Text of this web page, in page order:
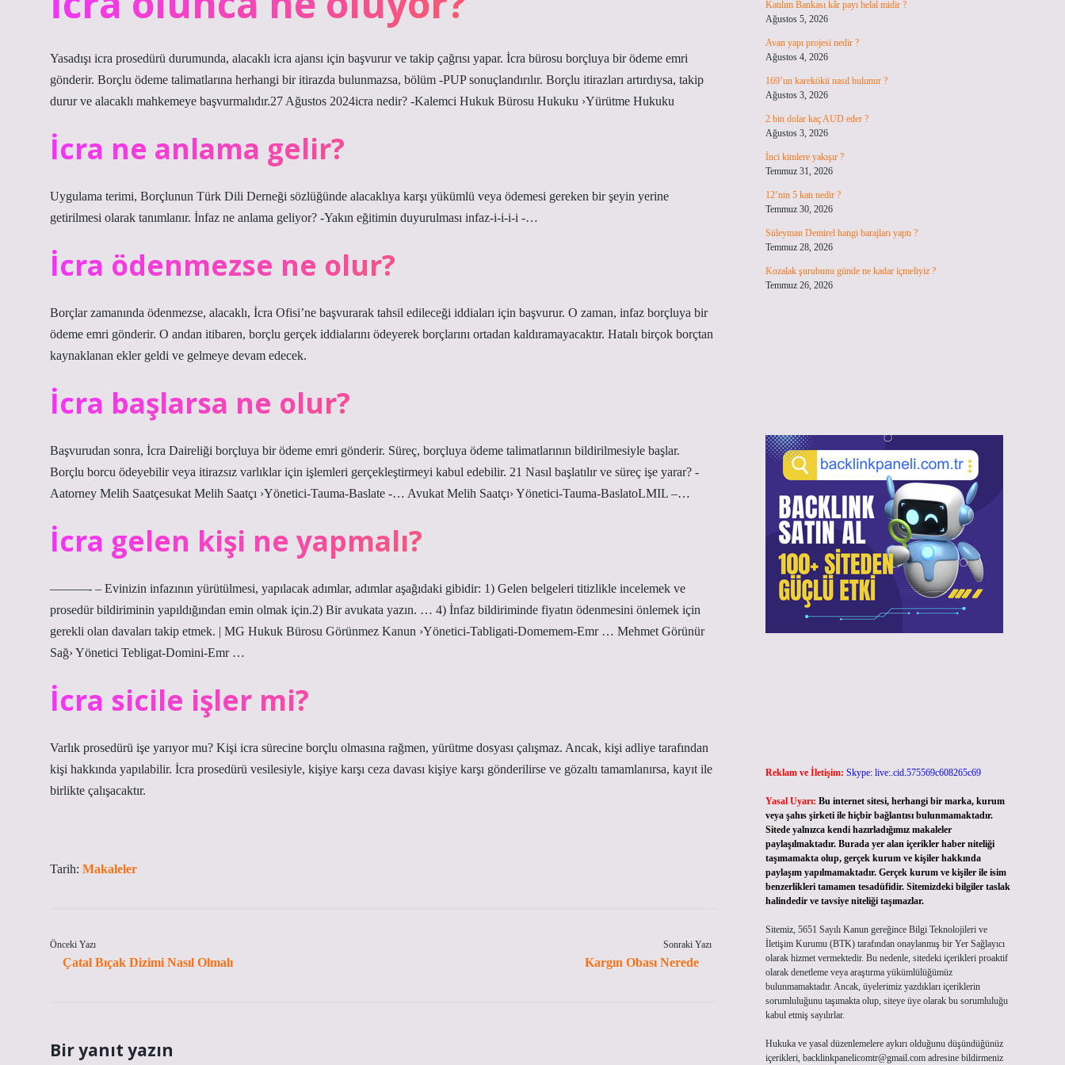
Yasadışı icra prosedürü durumunda, alacaklı icra ajansı için başvurur ve takip çağrısı yapar. İcra bürosu borçluya bir ödeme emri
gönderir. Borçlu ödeme talimatlarına herhangi bir itirazda bulunmazsa, bölüm -PUP sonuçlandırılır. Borçlu itirazları artırdıysa, takip
durur ve alacaklı mahkemeye başvurmalıdır.27 Ağustos 2024icra nedir? -Kalemci Hukuk Bürosu Hukuku ›Yürütme Hukuku
İcra ne anlama gelir?
Uygulama terimi, Borçlunun Türk Dili Derneği sözlüğünde alacaklıya karşı yükümlü veya ödemesi gereken bir şeyin yerine
getirilmesi olarak tanımlanır. İnfaz ne anlama geliyor? -Yakın eğitimin duyurulması infaz-i-i-i-i -…
İcra ödenmezse ne olur?
Borçlar zamanında ödenmezse, alacaklı, İcra Ofisi’ne başvurarak tahsil edileceği iddiaları için başvurur. O zaman, infaz borçluya bir
ödeme emri gönderir. O andan itibaren, borçlu gerçek iddialarını ödeyerek borçlarını ortadan kaldıramayacaktır. Hatalı birçok borçtan
kaynaklanan ekler geldi ve gelmeye devam edecek.
İcra başlarsa ne olur?
Başvurudan sonra, İcra Daireliği borçluya bir ödeme emri gönderir. Süreç, borçluya ödeme talimatlarının bildirilmesiyle başlar.
Borçlu borcu ödeyebilir veya itirazsız varlıklar için işlemleri gerçekleştirmeyi kabul edebilir. 21 Nasıl başlatılır ve süreç işe yarar? -
Aatorney Melih Saatçesukat Melih Saatçı ›Yönetici-Tauma-Baslate -… Avukat Melih Saatçı› Yönetici-Tauma-BaslatoLMIL –…
İcra gelen kişi ne yapmalı?
———- – Evinizin infazının yürütülmesi, yapılacak adımlar, adımlar aşağıdaki gibidir: 1) Gelen belgeleri titizlikle incelemek ve
prosedür bildiriminin yapıldığından emin olmak için.2) Bir avukata yazın. … 4) İnfaz bildiriminde fiyatın ödenmesini önlemek için
gerekli olan davaları takip etmek. | MG Hukuk Bürosu Görünmez Kanun ›Yönetici-Tabligati-Domemem-Emr … Mehmet Görünür
Sağ› Yönetici Tebligat-Domini-Emr …
İcra sicile işler mi?
Varlık prosedürü işe yarıyor mu? Kişi icra sürecine borçlu olmasına rağmen, yürütme dosyası çalışmaz. Ancak, kişi adliye tarafından
kişi hakkında yapılabilir. İcra prosedürü vesilesiyle, kişiye karşı ceza davası kişiye karşı gönderilirse ve gözaltı tamamlanırsa, kayıt ile
birlikte çalışacaktır.
Tarih: Makaleler
Önceki Yazı
Çatal Bıçak Dizimi Nasıl Olmalı
Sonraki Yazı
Kargın Obası Nerede
Bir yanıt yazın
Katılım Bankası kâr payı helal midir ?
Ağustos 5, 2026
Avan yapı projesi nedir ?
Ağustos 4, 2026
169’un karekökü nasıl bulunur ?
Ağustos 3, 2026
2 bin dolar kaç AUD eder ?
Ağustos 3, 2026
İnci kimlere yakışır ?
Temmuz 31, 2026
12’nin 5 katı nedir ?
Temmuz 30, 2026
Süleyman Demirel hangi barajları yaptı ?
Temmuz 28, 2026
Kozalak şurubunu günde ne kadar içmeliyiz ?
Temmuz 26, 2026
Reklam ve İletişim: Skype: live:.cid.575569c608265c69
Yasal Uyarı: Bu internet sitesi, herhangi bir marka, kurum
veya şahıs şirketi ile hiçbir bağlantısı bulunmamaktadır.
Sitede yalnızca kendi hazırladığımız makaleler
paylaşılmaktadır. Burada yer alan içerikler haber niteliği
taşımamakta olup, gerçek kurum ve kişiler hakkında
paylaşım yapılmamaktadır. Gerçek kurum ve kişiler ile isim
benzerlikleri tamamen tesadüfidir. Sitemizdeki bilgiler taslak
halindedir ve tavsiye niteliği taşımazlar.
Sitemiz, 5651 Sayılı Kanun gereğince Bilgi Teknolojileri ve
İletişim Kurumu (BTK) tarafından onaylanmış bir Yer Sağlayıcı
olarak hizmet vermektedir. Bu nedenle, sitedeki içerikleri proaktif
olarak denetleme veya araştırma yükümlülüğümüz
bulunmamaktadır. Ancak, üyelerimiz yazdıkları içeriklerin
sorumluluğunu taşımakta olup, siteye üye olarak bu sorumluluğu
kabul etmiş sayılırlar.
Hukuka ve yasal düzenlemelere aykırı olduğunu düşündüğünüz
içerikleri, backlinkpanelicomtr@gmail.comadresine bildirmeniz